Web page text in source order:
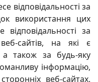
відповідальності за
використання цих
відповідальності за
сайтів, на які є
а також за будь-яку
інформацію,
веб-сайтах.